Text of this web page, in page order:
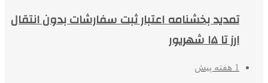
تمدید بخشنامه اعتبار ثبت سفارشات بدون انتقال
ارز تا ۱۵ شهریور
1 هفته پیش